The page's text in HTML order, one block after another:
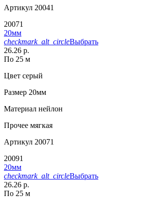
Артикул 20041
20071
20мм
checkmark_alt_circleВыбрать
26.26 р.
По 25 м
Цвет серый
Размер 20мм
Материал нейлон
Прочее мягкая
Артикул 20071
20091
20мм
checkmark_alt_circleВыбрать
26.26 р.
По 25 м